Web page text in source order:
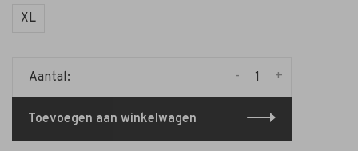
XL
Aantal: +
-
Toevoegen aan winkelwagen